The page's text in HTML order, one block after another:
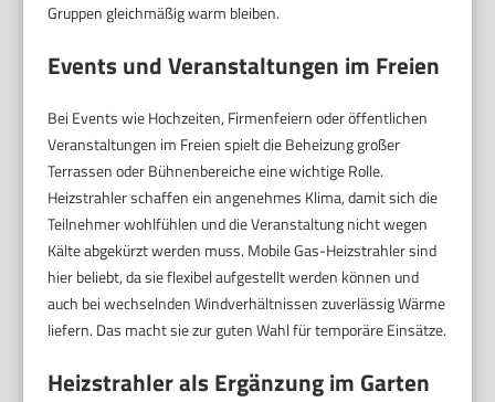
Gruppen gleichmäßig warm bleiben.
Events und Veranstaltungen im Freien
Bei Events wie Hochzeiten, Firmenfeiern oder öffentlichen
Veranstaltungen im Freien spielt die Beheizung großer
Terrassen oder Bühnenbereiche eine wichtige Rolle.
Heizstrahler schaffen ein angenehmes Klima, damit sich die
Teilnehmer wohlfühlen und die Veranstaltung nicht wegen
Kälte abgekürzt werden muss. Mobile Gas-Heizstrahler sind
hier beliebt, da sie flexibel aufgestellt werden können und
auch bei wechselnden Windverhältnissen zuverlässig Wärme
liefern. Das macht sie zur guten Wahl für temporäre Einsätze.
Heizstrahler als Ergänzung im Garten